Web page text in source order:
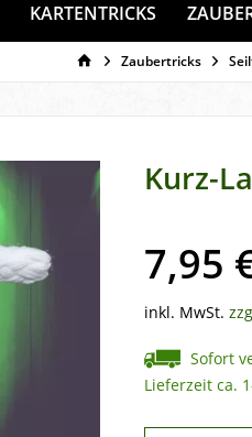
KARTENTRICKS
Zaubertricks
Kurz-
7,95
inkl. MwSt.
Sofort
Lieferzeit ca.